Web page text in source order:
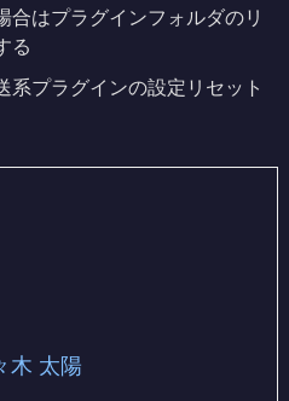
合はプラグインフォルダのリ
る
系プラグインの設定リセット
木 太陽